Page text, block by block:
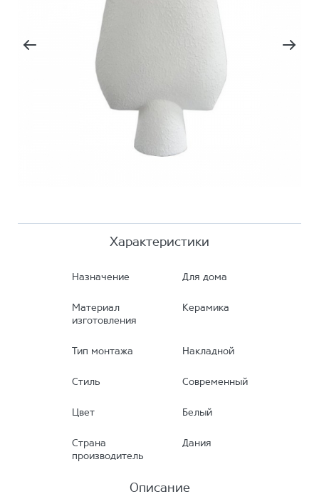
Характеристики
Назначение Для дома
Материал
изготовления
Керамика
Тип монтажа Накладной
Стиль Современный
Цвет Белый
Страна
производитель
Дания
Описание